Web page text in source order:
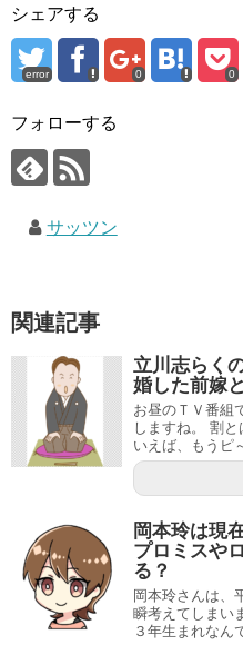
シェアする
error 0 0
フォローする
サッツン
関連記事
立川志らく
婚した前嫁
お昼のＴＶ番組
しますね。 割
いえば、もうピ
岡本玲は現
プロミスや
る？
岡本玲さんは、
瞬考えてしまい
３年生まれなん